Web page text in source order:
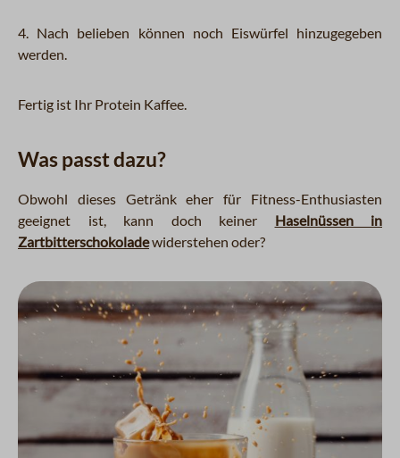
4. Nach belieben können noch Eiswürfel hinzugegeben
werden.
Fertig ist Ihr Protein Kaffee.
Was passt dazu?
Obwohl dieses Getränk eher für Fitness-Enthusiasten
geeignet ist, kann doch keiner Haselnüssen in
Zartbitterschokoladewiderstehen oder?